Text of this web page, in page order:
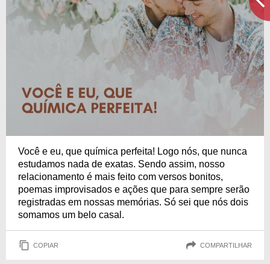
Você e eu, que química perfeita! Logo nós, que nunca
estudamos nada de exatas. Sendo assim, nosso
relacionamento é mais feito com versos bonitos,
poemas improvisados e ações que para sempre serão
registradas em nossas memórias. Só sei que nós dois
somamos um belo casal.
COPIAR COMPARTILHAR